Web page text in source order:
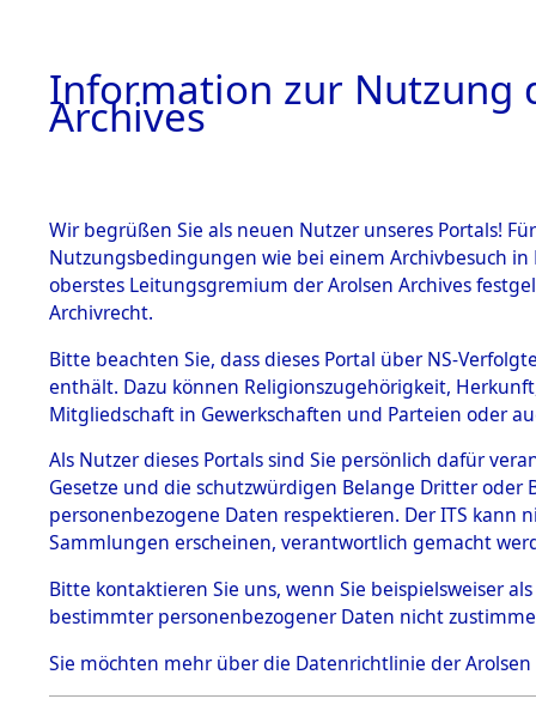
BESTÄNDE
1.
mente
5. Verschiedenes
5.3
Todesmärsche
5.3.1 Alliierte
Erhebungen
zu
Todesmärsch
en
5.3.2
und
0301
Information zur Nutzung
Archives
Wir begrüßen Sie als neuen Nutzer unseres Portals!
Nutzungsbedingungen wie bei einem Archivbesuch
oberstes Leitungsgremium der Arolsen Archives
Archivrecht.
Bitte beachten Sie, dass dieses Portal über NS-
enthält. Dazu können Religionszugehörigkeit,
Mitgliedschaft in Gewerkschaften und Parteien oder
Als Nutzer dieses Portals sind Sie persönlich dafür
Gesetze und die schutzwürdigen Belange Dritter
personenbezogene Daten respektieren. Der ITS
Sammlungen erscheinen, verantwortlich gemacht
Bitte kontaktieren Sie uns, wenn Sie beispielsweiser
bestimmter personenbezogener Daten nicht
Sie möchten mehr über die Datenrichtlinie der Arolsen